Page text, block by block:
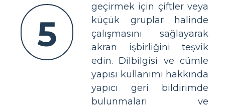
5
geçirmek için çiftler veya
küçük gruplar halinde
çalışmasını sağlayarak
akran işbirliğini teşvik
edin. Dilbilgisi ve cümle
yapısı kullanımı hakkında
yapıcı geri bildirimde
bulunmaları ve